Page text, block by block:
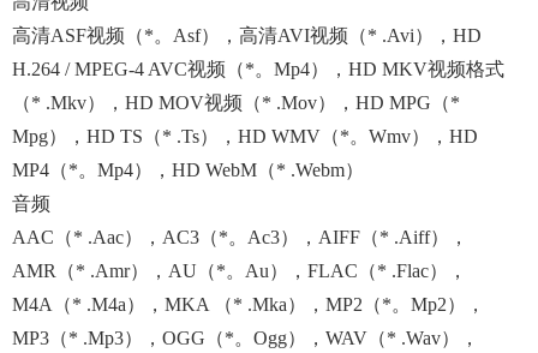
高清ASF视频（*。asf），高清AVI视频（* .avi），HD
H.264 / MPEG-4 AVC视频（*。mp4），HD MKV视频格式
（* .mkv），HD MOV视频（* .mov），HD MPG（*
Mpg），HD TS（* .ts），HD WMV（*。wmv），HD
MP4（*。mp4），HD WebM（* .webm）
音频
AAC（* .Aac），AC3（*。Ac3），AIFF（* .Aiff），
AMR（* .Amr），AU（*。Au），FLAC（* .Flac），
M4A（* .M4a），MKA （* .mka），MP2（*。mp2），
MP3（* .mp3），OGG（*。ogg），WAV（* .wav），